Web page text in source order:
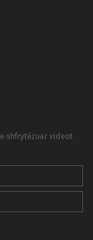
shfrytëzuar videot